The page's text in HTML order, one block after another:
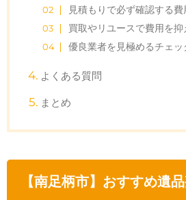
見積もりで必ず確認する費
買取やリユースで費用を抑
優良業者を見極めるチェッ
よくある質問
まとめ
【南足柄市】おすすめ遺